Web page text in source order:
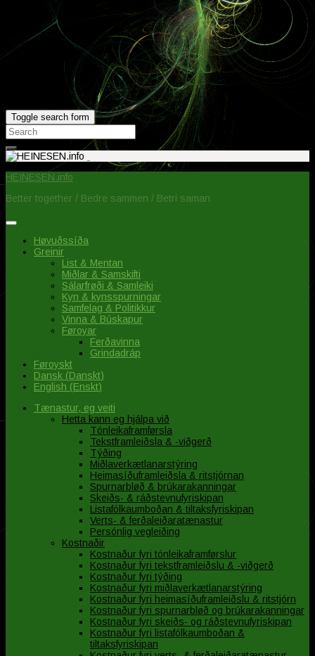
Toggle search form
Search
for:
HEINESEN.info
Better together / Bedre sammen / Betri saman
Høvuðssíða
Greinir
List & Mentan
Miðlar & Samskifti
Sálarfrøði & Samleiki
Kyn & kynsspurningar
Samfelag & Politikkur
Vinna & Búskapur
Føroyar
Ferðavinna
Grindadráp
Føroyskt
Dansk (Danskt)
English (Enskt)
Tænastur, eg veiti
Hetta kann eg hjálpa við
Tónleikaframførsla
Tekstframleiðsla & -viðgerð
Týðing
Miðlaverkætlanarstýring
Heimasíðuframleiðsla & ritstjórnan
Spurnarbløð & brúkarakanningar
Skeiðs- & ráðstevnufyriskipan
Listafólkaumboðan & tiltaksfyriskipan
Verts- & ferðaleiðaratænastur
Persónlig vegleiðing
Kostnaðir
Kostnaður fyri tónleikaframførslur
Kostnaður fyri tekstframleiðslu & -viðgerð
Kostnaður fyri týðing
Kostnaður fyri miðlaverkætlanarstýring
Kostnaður fyri heimasíðuframleiðslu & ritstjórn
Kostnaður fyri spurnarbløð og brúkarakanningar
Kostnaður fyri skeiðs- og ráðstevnufyriskipan
Kostnaður fyri listafólkaumboðan &
tiltaksfyriskipan